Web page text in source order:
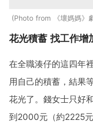
Photo from 《壞媽媽》
花光積蓄 找工作增
在全職湊仔的這四年
用自己的積蓄，結果
花光了。錢女士只好
到2000元（約2225